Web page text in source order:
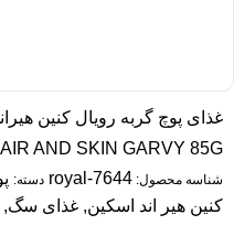
AND SKIN GARVY 85G
شناسه محصول: royal-7644 دسته:
کنین هیر اند اسکین, غذای سگ,